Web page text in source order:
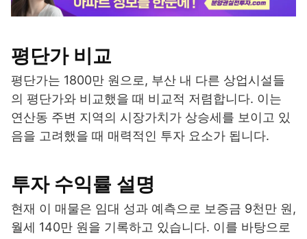
평단가 비교
평단가는 1800만 원으로, 부산 내 다른 상업시설들
의 평단가와 비교했을 때 비교적 저렴합니다. 이는
연산동 주변 지역의 시장가치가 상승세를 보이고 있
음을 고려했을 때 매력적인 투자 요소가 됩니다.
투자 수익률 설명
현재 이 매물은 임대 성과 예측으로 보증금 9천만 원,
월세 140만 원을 기록하고 있습니다. 이를 바탕으로